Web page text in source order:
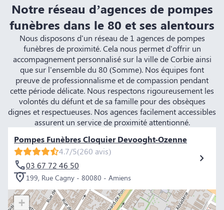
Notre réseau d’agences de pompes
funèbres dans le 80 et ses alentours
Nous disposons d'un réseau de 1 agences de pompes
funèbres de proximité. Cela nous permet d'offrir un
accompagnement personnalisé sur la ville de Corbie ainsi
que sur l'ensemble du 80 (Somme). Nos équipes font
preuve de professionnalisme et de compassion pendant
cette période délicate. Nous respectons rigoureusement les
volontés du défunt et de sa famille pour des obsèques
dignes et respectueuses. Nos agences facilement accessibles
assurent un service de proximité attentionné.
Pompes Funèbres Cloquier Devooght-Ozenne
4.7/5(260 avis)
03 67 72 46 50
199, Rue Cagny - 80080 - Amiens
+